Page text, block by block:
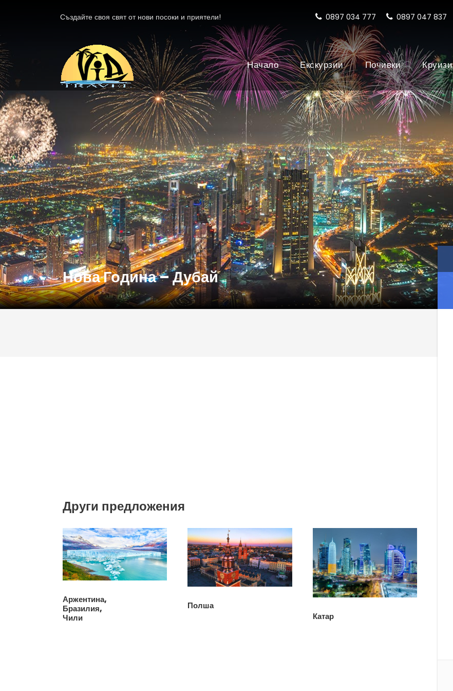
Създайте своя свят от нови посоки и приятели! 0897 034 777 0897 047 837
Начало Екскурзии Почивки Круизи
Нова Година – Дубай
Други предложения
Аржентина,
Бразилия,
Чили
Полша
Катар